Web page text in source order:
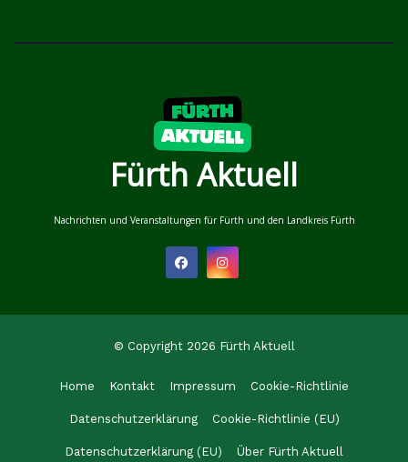
Fürth Aktuell
Nachrichten und Veranstaltungen für Fürth und den Landkreis Fürth
© Copyright 2026 Fürth Aktuell
Home Kontakt Impressum Cookie-Richtlinie
Datenschutzerklärung Cookie-Richtlinie (EU)
Datenschutzerklärung (EU) Über Fürth Aktuell